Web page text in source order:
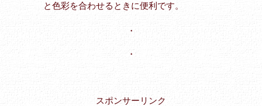
と色彩を合わせるときに便利です。
・
・
スポンサーリンク